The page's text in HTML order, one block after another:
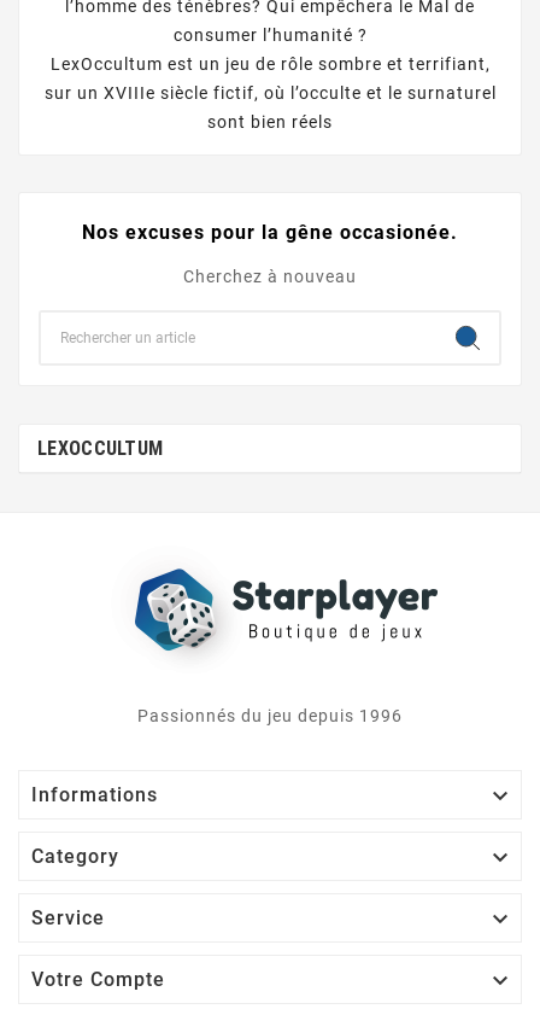
l’homme des ténèbres? Qui empêchera le Mal de
consumer l’humanité ?
LexOccultum est un jeu de rôle sombre et terrifiant,
sur un XVIIIe siècle fictif, où l’occulte et le surnaturel
sont bien réels
Nos excuses pour la gêne occasionée.
Cherchez à nouveau
LEXOCCULTUM
Passionnés du jeu depuis 1996
Informations 
Category 
Service 
Votre Compte 